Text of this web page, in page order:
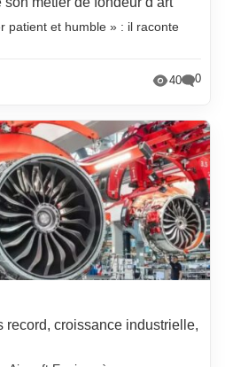
patient et humble » : il raconte
40 0
record, croissance industrielle,